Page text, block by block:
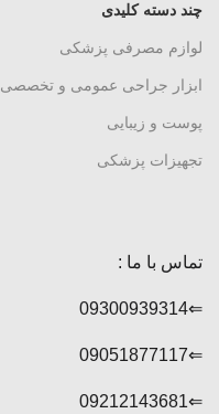
چند دسته کلیدی
لوازم مصرفی پزشکی
ابزار جراحی عمومی و تخصصی
پوست و زیبایی
تجهیزات پزشکی
تماس با ما :
⇐09300939314
⇐09051877117
⇐09212143681